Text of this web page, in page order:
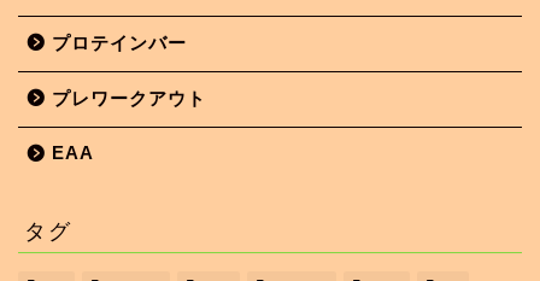
プロテインバー
プレワークアウト
EAA
タグ